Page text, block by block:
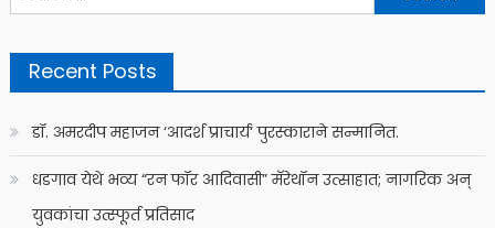
for:
Recent Posts
डॉ. अमरदीप महाजन ‘आदर्श प्राचार्य’ पुरस्काराने सन्मानित.
धडगाव येथे भव्य “रन फॉर आदिवासी” मॅरेथॉन उत्साहात; नागरिक अन्
युवकांचा उत्स्फूर्त प्रतिसाद